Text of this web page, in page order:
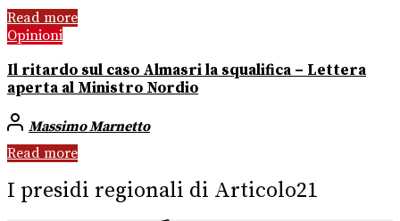
Read more
Opinioni
Il ritardo sul caso Almasri la squalifica – Lettera
aperta al Ministro Nordio
Massimo Marnetto
Read more
I presidi regionali di Articolo21